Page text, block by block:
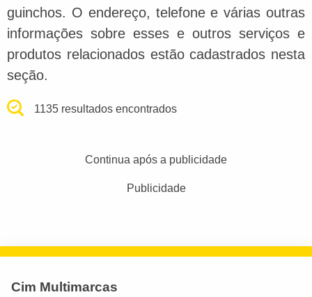
guinchos. O endereço, telefone e várias outras
informações sobre esses e outros serviços e
produtos relacionados estão cadastrados nesta
seção.
1135 resultados encontrados
Continua após a publicidade
Publicidade
Cim Multimarcas